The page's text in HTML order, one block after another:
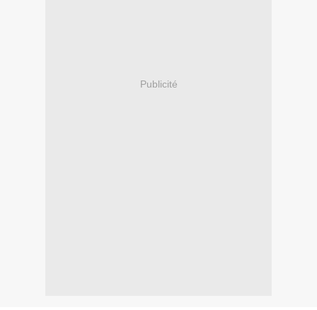
Publicité